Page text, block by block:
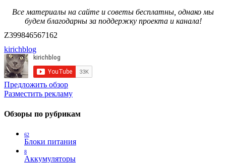
Все материалы на сайте и советы бесплатны, однако мы
будем благодарны за поддержку проекта и канала!
Z399846567162
kirichblog
Предложить обзор
Разместить рекламу
Обзоры по рубрикам
62
Блоки питания
8
Аккумуляторы